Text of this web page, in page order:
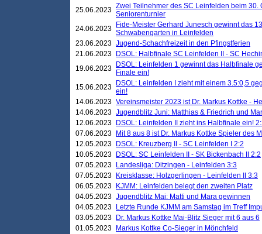
25.06.2023 Zwei Teilnehmer des SC Leinfelden beim
Seniorenturnier
24.06.2023
Fide-Meister Gerhard Junesch gewinnt das
Schwabengarten in Leinfelden
23.06.2023 Jugend-Schachfreizeit in den Pfingstferien
21.06.2023
DSOL: Halbfinale SC Leinfelden II - SC
19.06.2023
DSOL: Leinfelden 1 gewinnt das Halbfinale
Finale ein!
15.06.2023
DSOL: Leinfelden I zieht mit einem 3.5:0,5
ein!
14.06.2023 Vereinsmeister 2023 ist Dr. Markus Kottke -
14.06.2023 Jugendblitz Juni: Matthias & Friedrich und
12.06.2023
DSOL: Leinfelden II zieht ins Halbfinale ein!
07.06.2023
Mit 8 aus 8 ist Dr. Markus Kottke Spieler des
12.05.2023
DSOL: Kreuzberg II - SC Leinfelden I 2:2
10.05.2023
DSOL: SC Leinfelden II - SK Bickenbach II 2:2
07.05.2023
Landesliga: Ditzingen - Leinfelden 3:3
07.05.2023
Kreisklasse: Holzgerlingen - Leinfelden II 3:3
06.05.2023
KJMM: Leinfelden belegt den zweiten Platz
04.05.2023 Jugendblitz Mai: Matti und Mara gewinnen
04.05.2023
Letzte Runde KJMM am Samstag im Treff
03.05.2023
Dr. Markus Kottke Mai-Blitz Sieger mit 6 aus 6
01.05.2023
Markus Kottke Co-Sieger in Mönchfeld